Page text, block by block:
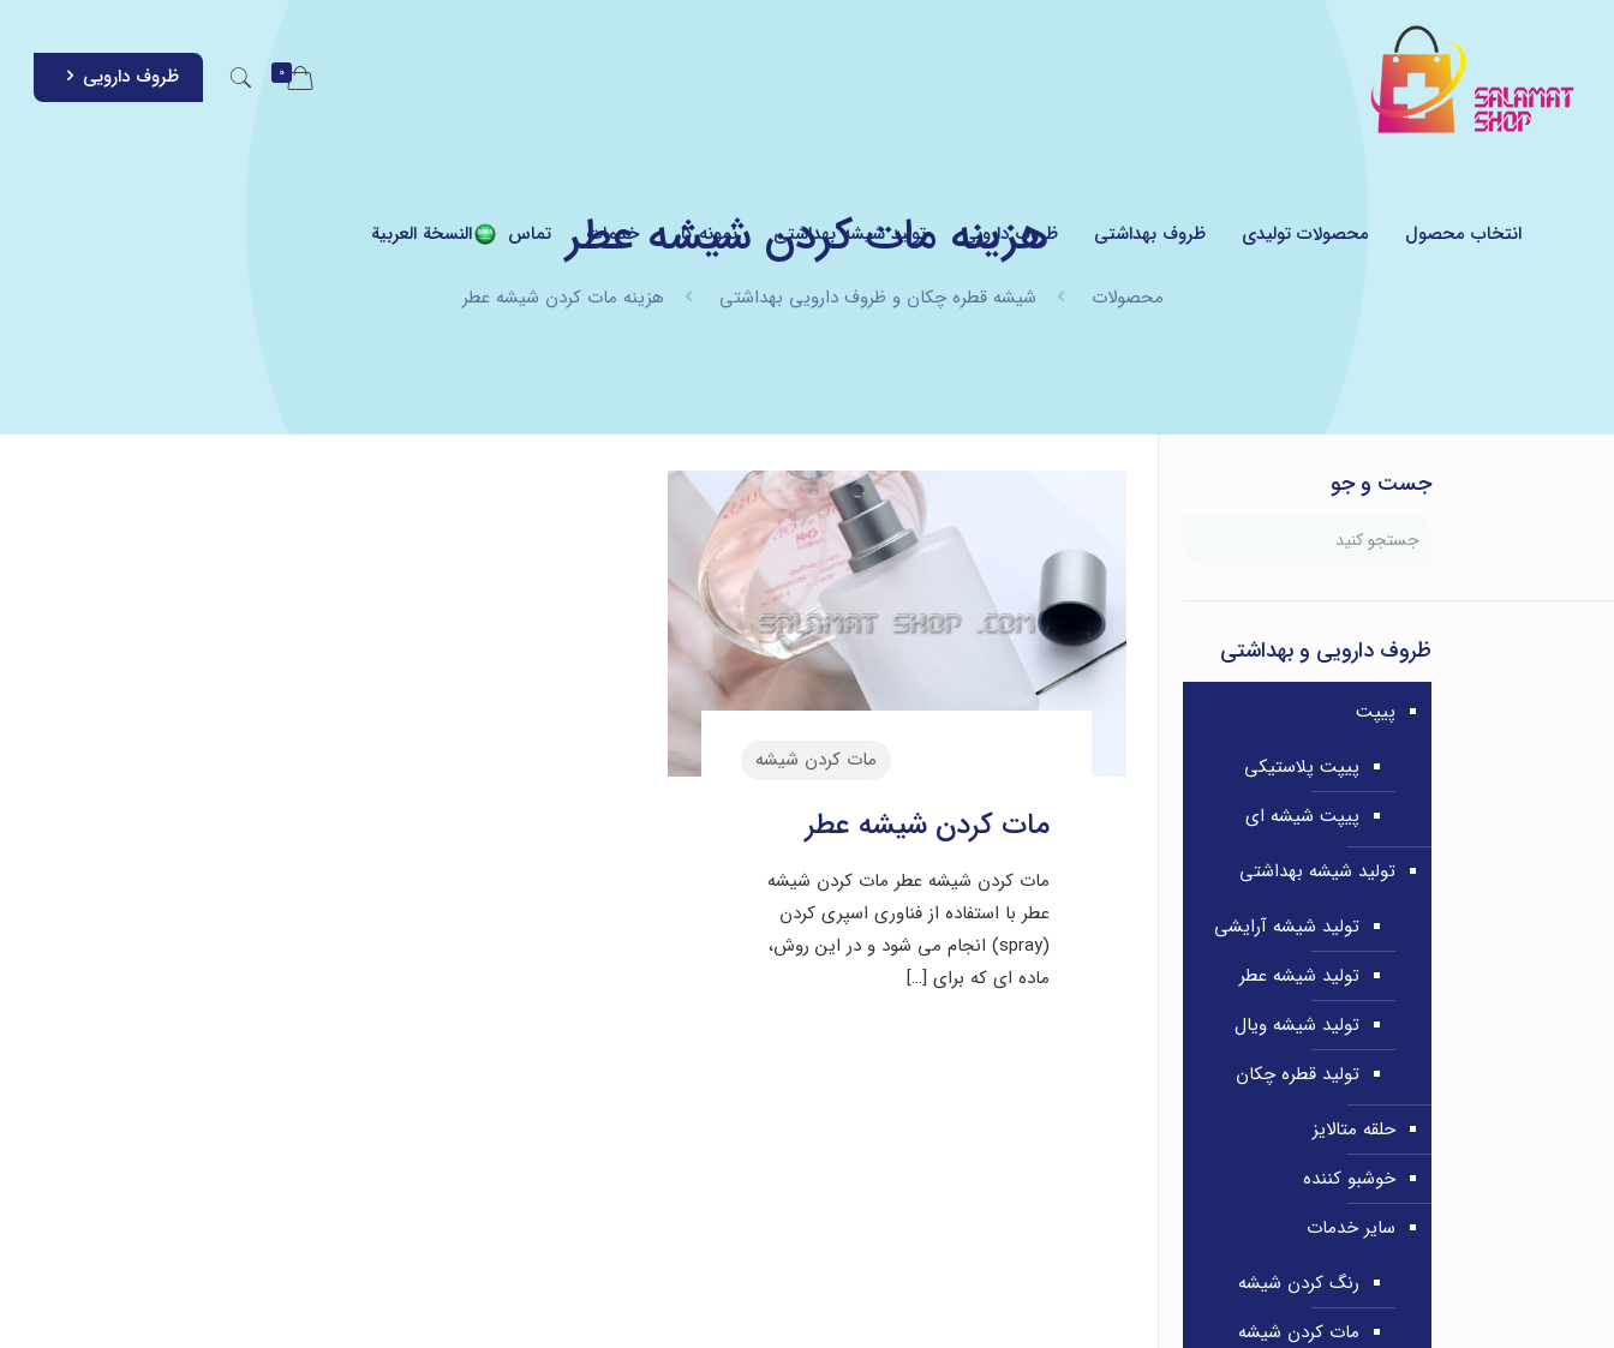
انتخاب محصول محصولات تولیدی ظروف بهداشتی ظروف دارویی تولید شیشه بهداشتی نمونه کار خدمات تماس النسخة العربية
0 ظروف دارویی
هزینه مات کردن شیشه عطر
محصولات شیشه قطره چکان و ظروف دارویی بهداشتی هزینه مات کردن شیشه عطر
مات کردن شیشه
مات کردن شیشه عطر
مات کردن شیشه عطر مات کردن شیشه
عطر با استفاده از فناوری اسپری کردن
(spray) انجام می ‌شود و در این روش،
ماده ‌ای که برای […]
جست و جو
ظروف دارویی و بهداشتی
پیپت
پیپت پلاستیکی
پیپت شیشه ای
تولید شیشه بهداشتی
تولید شیشه آرایشی
تولید شیشه عطر
تولید شیشه ویال
تولید قطره چکان
حلقه متالایز
خوشبو کننده
سایر خدمات
رنگ کردن شیشه
مات کردن شیشه